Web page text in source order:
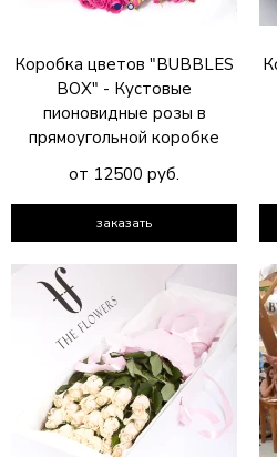
Коробка цветов "BUBBLES
BOX" - Кустовые
пионовидные розы в
прямоугольной коробке
от 12500 руб.
заказать